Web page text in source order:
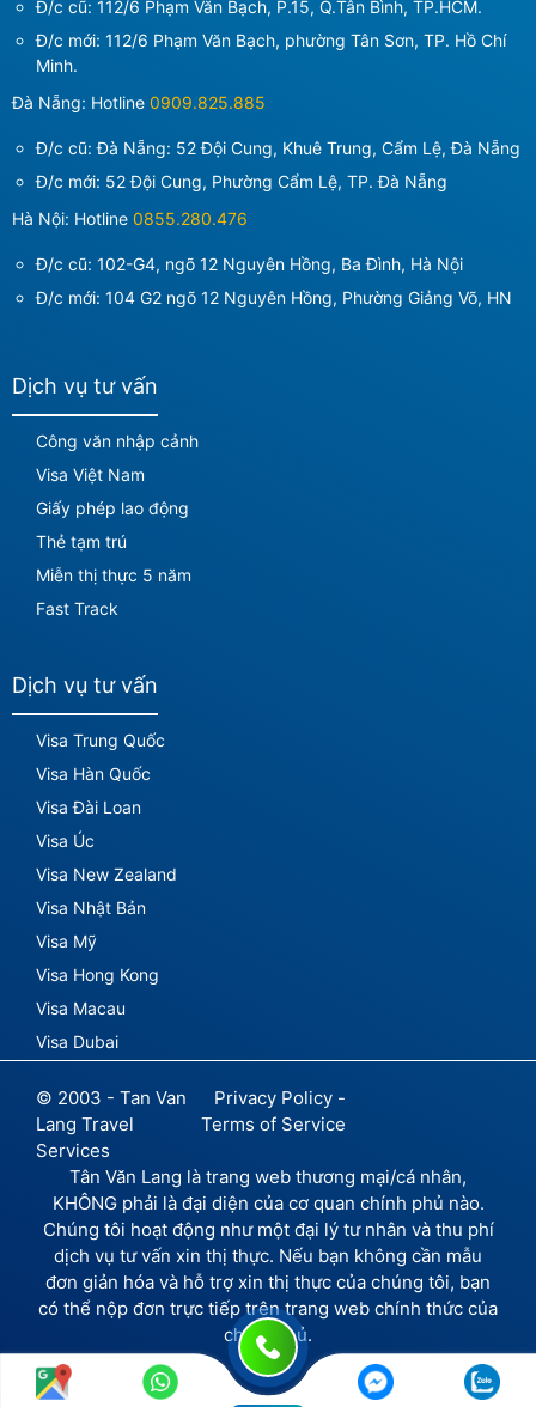
Đ/c cũ: 112/6 Phạm Văn Bạch, P.15, Q.Tân Bình, TP.HCM.
Đ/c mới: 112/6 Phạm Văn Bạch, phường Tân Sơn, TP. Hồ Chí
Minh.
Đà Nẵng: Hotline 0909.825.885
Đ/c cũ: Đà Nẵng: 52 Đội Cung, Khuê Trung, Cẩm Lệ, Đà Nẵng
Đ/c mới: 52 Đội Cung, Phường Cẩm Lệ, TP. Đà Nẵng
Hà Nội: Hotline 0855.280.476
Đ/c cũ: 102-G4, ngõ 12 Nguyên Hồng, Ba Đình, Hà Nội
Đ/c mới: 104 G2 ngõ 12 Nguyên Hồng, Phường Giảng Võ, HN
Dịch vụ tư vấn
Công văn nhập cảnh
Visa Việt Nam
Giấy phép lao động
Thẻ tạm trú
Miễn thị thực 5 năm
Fast Track
Dịch vụ tư vấn
Visa Trung Quốc
Visa Hàn Quốc
Visa Đài Loan
Visa Úc
Visa New Zealand
Visa Nhật Bản
Visa Mỹ
Visa Hong Kong
Visa Macau
Visa Dubai
© 2003 - Tan Van
Lang Travel
Services
Privacy Policy -
Terms of Service
Tân Văn Lang là trang web thương mại/cá nhân,
KHÔNG phải là đại diện của cơ quan chính phủ nào.
Chúng tôi hoạt động như một đại lý tư nhân và thu phí
dịch vụ tư vấn xin thị thực. Nếu bạn không cần mẫu
đơn giản hóa và hỗ trợ xin thị thực của chúng tôi, bạn
có thể nộp đơn trực tiếp trên trang web chính thức của
chính phủ.